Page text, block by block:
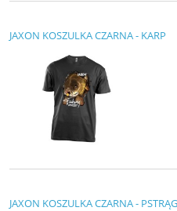
JAXON KOSZULKA CZARNA - KARP
JAXON KOSZULKA CZARNA - PSTRĄG